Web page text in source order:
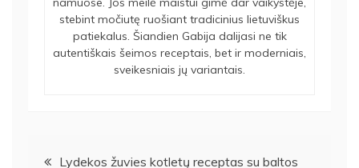
stebint močiutę ruošiant tradicinius lietuviškus
patiekalus. Šiandien Gabija dalijasi ne tik
autentiškais šeimos receptais, bet ir moderniais,
sveikesniais jų variantais.
Navigacija
Lydekos žuvies kotletų receptas su baltos